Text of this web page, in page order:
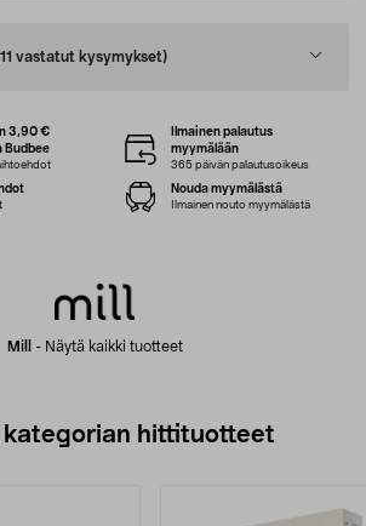
vastatut kysymykset)
Mill - Näytä kaikki tuotteet
3,90 €
Budbee
Ilmainen palautus
myymälään
365 päivän palautusoikeus
Nouda myymälästä
Ilmainen nouto myymälästä
kategorian hittituotteet